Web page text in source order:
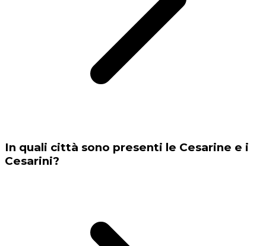
In quali città sono presenti le Cesarine e i
Cesarini?